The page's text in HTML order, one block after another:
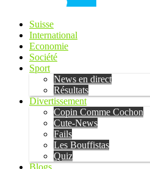
Suisse
International
Economie
Société
Sport
News en direct
Résultats
Divertissement
Copin Comme Cochon
Cute-News
Fails
Les Bouffistas
Quiz
Blogs